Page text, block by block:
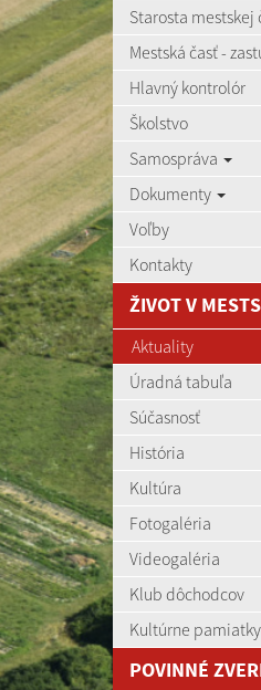
Starosta mestskej
Mestská časť -
Hlavný kontrolór
Školstvo
Samospráva
Dokumenty
Voľby
Kontakty
ŽIVOT V
Aktuality
Úradná tabuľa
Súčasnosť
História
Kultúra
Fotogaléria
Videogaléria
Klub dôchodcov
Kultúrne pamiatky
POVINNÉ